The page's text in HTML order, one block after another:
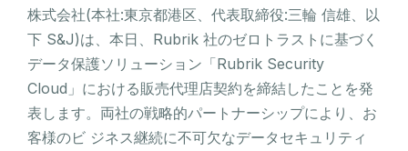
株式会社(本社:東京都港区、代表取締役:三輪 信雄、以
下 S&J)は、本日、Rubrik 社のゼロトラストに基づく
データ保護ソリューション「Rubrik Security
Cloud」における販売代理店契約を締結したことを発
表します。両社の戦略的パートナーシップにより、お
客様のビ ジネス継続に不可欠なデータセキュリティ